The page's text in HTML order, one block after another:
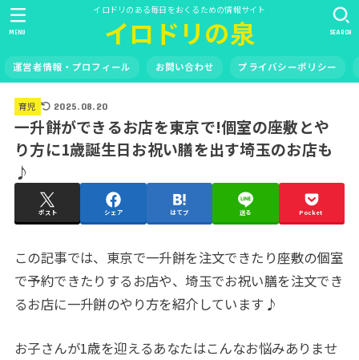
イロドリのある毎日をおくるための情報サイト
イロドリの泉
運営者情報・プロフィール お問い合わせ プライバシーポリシー
SEARCH
MENU
育児 2025.08.20
一升餅ができるお店を東京で!個室の座敷とや
り方に1歳誕生日お祝い膳を出す埼玉のお店も
♪
ポスト シェア はてブ 送る Pocket
この記事では、東京で一升餅を注文できたり座敷の個室
で予約できたりするお店や、埼玉でお祝い膳を注文でき
るお店に一升餅のやり方を紹介しています♪
お子さんが1歳を迎えるあなたはこんなお悩みありませ